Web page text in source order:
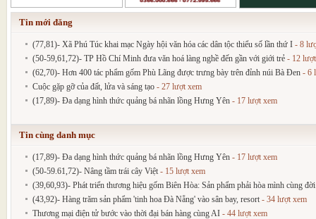
Tin mới đăng
(77,81)- Xã Phú Túc khai mạc Ngày hội văn hóa các dân tộc thiểu số lần thứ I - 8
(50-59,61,72)- TP Hồ Chí Minh đưa văn hoá làng nghề đến gần với giới trẻ - 12
(62,70)- Hơn 400 tác phẩm gốm Phù Lãng được trưng bày trên đỉnh núi Bà Đen - 6
Cuộc gặp gỡ của đất, lửa và sáng tạo - 27 lượt xem
(17,89)- Đa dạng hình thức quảng bá nhãn lồng Hưng Yên - 17 lượt xem
Tin cùng danh mục
(17,89)- Đa dạng hình thức quảng bá nhãn lồng Hưng Yên - 17 lượt xem
(50-59.61,72)- Nâng tầm trái cây Việt - 15 lượt xem
(39,60,93)- Phát triển thương hiệu gốm Biên Hòa: Sản phẩm phải hòa mình cùng
(43,92)- Hàng trăm sản phẩm 'tinh hoa Đà Nẵng' vào sân bay, resort - 34 lượt xem
Thương mại điện tử bước vào thời đại bán hàng cùng AI - 44 lượt xem